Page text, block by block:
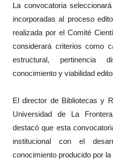
La convocatoria
incorporadas al proceso
realizada por el Comité
considerará criterios como
estructural, pertinencia
conocimiento y viabilidad
El director de Bibliotecas y
Universidad de La
destacó que esta
institucional con el
conocimiento producido por